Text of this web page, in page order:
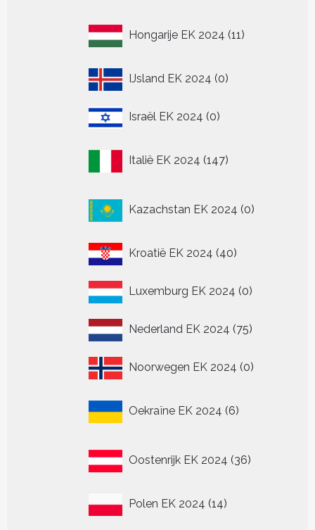
Hongarije EK 2024 11
producten
IJsland EK 2024 00
Israël EK 2024 00
Italië EK 2024 147
producten
Kazachstan EK 2024 0
producten
Kroatië EK 2024 4040
Luxemburg EK 2024 00
Nederland EK 2024 7575
Noorwegen EK 2024 00
Oekraïne EK 2024 6
producten
Oostenrijk EK 2024 36
producten
Polen EK 2024 1414